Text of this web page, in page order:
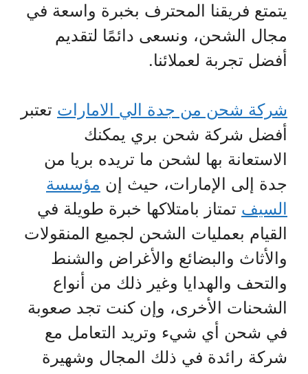
يتمتع فريقنا المحترف بخبرة واسعة في
مجال الشحن، ونسعى دائمًا لتقديم
أفضل تجربة لعملائنا.
شركة شحن من جدة الي الامارات تعتبر
أفضل شركة شحن بري يمكنك
الاستعانة بها لشحن ما تريده بريا من
جدة إلى الإمارات، حيث إن مؤسسة
السيف تمتاز بامتلاكها خبرة طويلة في
القيام بعمليات الشحن لجميع المنقولات
والأثاث والبضائع والأغراض والشنط
والتحف والهدايا وغير ذلك من أنواع
الشحنات الأخرى، وإن كنت تجد صعوبة
في شحن أي شيء وتريد التعامل مع
شركة رائدة في ذلك المجال وشهيرة